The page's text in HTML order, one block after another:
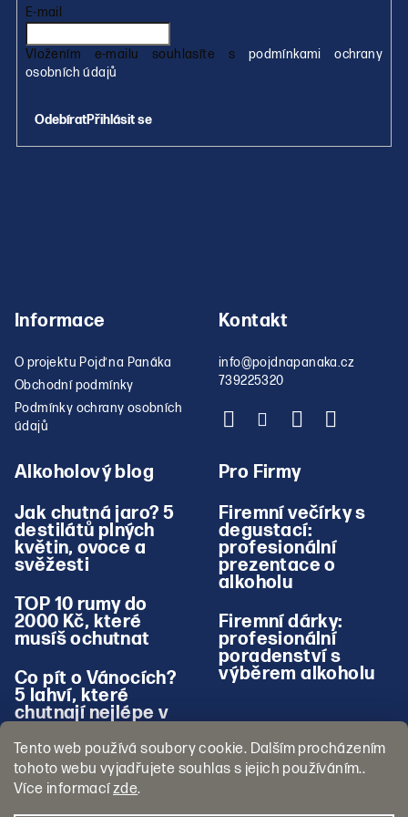
Tento web používá soubory cookie. Dalším procházením
tohoto webu vyjadřujete souhlas s jejich používáním..
Více informacízde.
p
v
p
E-mail
Vložením e-mailu souhlasíte s podmínkami ochrany
osobních údajů
Přihlásit se
Informace
O projektu Pojď na Panáka
Obchodní podmínky
Podmínky ochrany osobních
údajů
Kontakt
info@pojdnapanaka.cz
739225320
Alkoholový blog
Jak chutná jaro? 5
destilátů plných
květin, ovoce a
svěžesti
TOP 10 rumy do
2000 Kč, které
musíš ochutnat
Co pít o Vánocích?
5 lahví, které
chutnají nejlépe v
Pro Firmy
Firemní večírky s
degustací:
profesionální
prezentace o
alkoholu
Firemní dárky:
profesionální
poradenství s
výběrem alkoholu